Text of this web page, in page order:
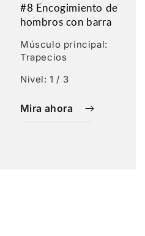
#8 Encogimiento de
hombros con barra
Músculo principal:
Trapecios
Nivel: 1 / 3
Mira ahora